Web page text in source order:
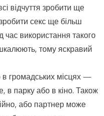
відчуття зробити ще
секс ще більш
час використання такого
тому яскравий
в громадських місцях —
в парку або в кіно. Також
або партнер може